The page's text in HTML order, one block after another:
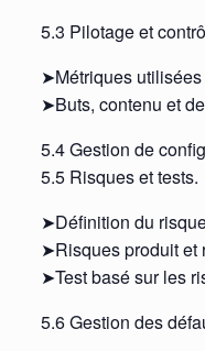
5.3 Pilotage et
➤Métriques
➤Buts, contenu et
5.4 Gestion de
5.5 Risques et tests.
➤Définition du
➤Risques produit et
➤Test basé sur les
5.6 Gestion des